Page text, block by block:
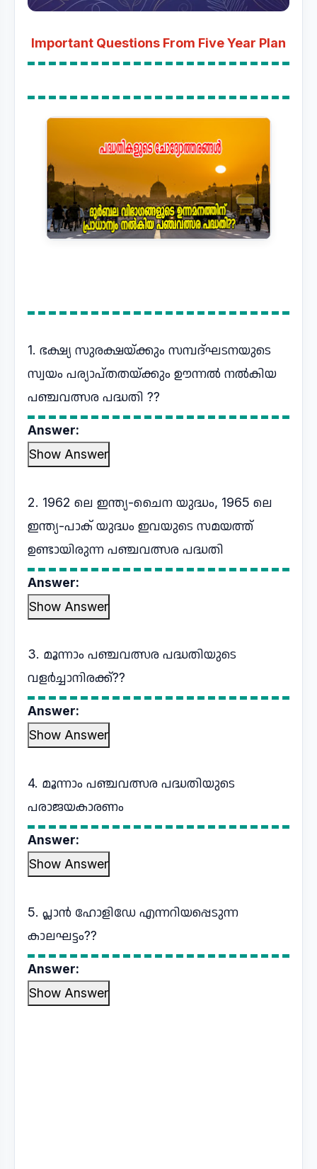
Important Questions From Five Year Plan
1. ഭക്ഷ്യ സുരക്ഷയ്ക്കും സമ്പദ്ഘടനയുടെ
സ്വയം പര്യാപ്തതയ്ക്കും ഊന്നൽ നൽകിയ
പഞ്ചവത്സര പദ്ധതി ??
Answer:
Show Answer
2. 1962 ലെ ഇന്ത്യ-ചൈന യുദ്ധം, 1965 ലെ
ഇന്ത്യ-പാക് യുദ്ധം ഇവയുടെ സമയത്ത്
ഉണ്ടായിരുന്ന പഞ്ചവത്സര പദ്ധതി
Answer:
Show Answer
3. മൂന്നാം പഞ്ചവത്സര പദ്ധതിയുടെ
വളർച്ചാനിരക്ക്??
Answer:
Show Answer
4. മൂന്നാം പഞ്ചവത്സര പദ്ധതിയുടെ
പരാജയകാരണം
Answer:
Show Answer
5. പ്ലാൻ ഹോളിഡേ എന്നറിയപ്പെടുന്ന
കാലഘട്ടം??
Answer:
Show Answer